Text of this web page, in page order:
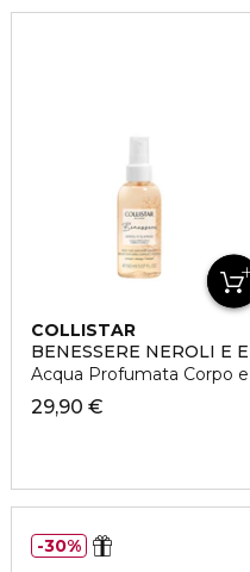
COLLISTAR
BENESSERE NEROLI E
Acqua Profumata Corpo e
29,90 €
30%